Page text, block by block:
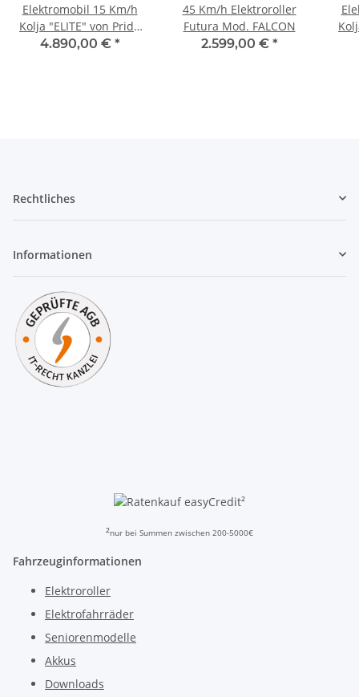
Elektromobil 15 Km/h
Kolja "ELITE" von Pride
in DUNKELROT (weinrot)
4.890,00 € *
45 Km/h Elektroroller
Futura Mod. FALCON
2.599,00 € *
Rechtliches
Informationen
²
²nur bei Summen zwischen 200-5000€
Fahrzeuginformationen
Elektroroller
Elektrofahrräder
Seniorenmodelle
Akkus
Downloads